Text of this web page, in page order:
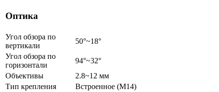
Оптика
Угол обзора по
вертикали
50°~18°
Угол обзора по
горизонтали
94°~32°
Объективы
2.8~12 мм
Тип крепления
Встроенное (M14)